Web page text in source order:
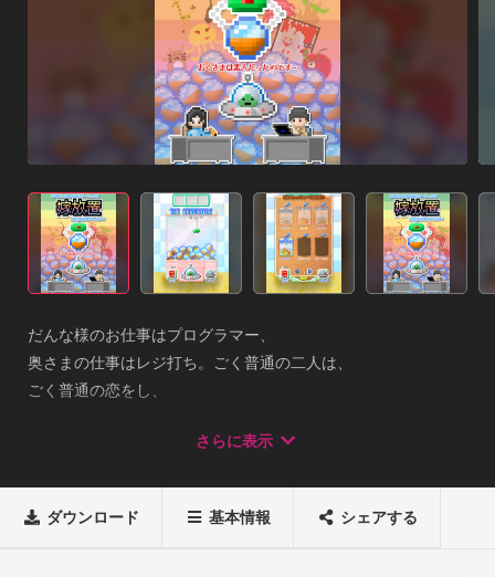
だんな様のお仕事はプログラマー、
奥さまの仕事はレジ打ち。ごく普通の二人は、
ごく普通の恋をし、
さらに表示
ダウンロード 基本情報 シェアする